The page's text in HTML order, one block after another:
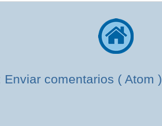
Enviar comentarios ( Atom )